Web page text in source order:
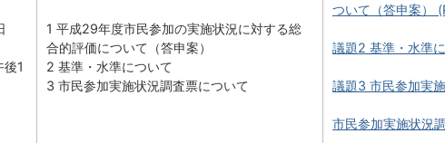
1
1 平成29年度市民参加の実施状況に対する総
合的評価について（答申案）
2 基準・水準について
3 市民参加実施状況調査票について
ついて（答申案）
議題2 基準・水準
議題3 市民参加実
市民参加実施状況